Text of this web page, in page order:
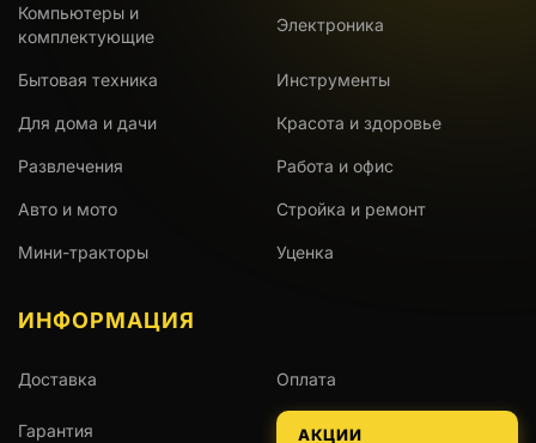
Компьютеры и
комплектующие
Электроника
Бытовая техника Инструменты
Для дома и дачи Красота и здоровье
Развлечения Работа и офис
Авто и мото Стройка и ремонт
Мини-тракторы Уценка
ИНФОРМАЦИЯ
Доставка Оплата
Гарантия АКЦИИ